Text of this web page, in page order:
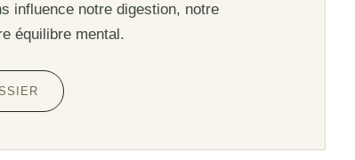
influence notre digestion, notre
équilibre mental.